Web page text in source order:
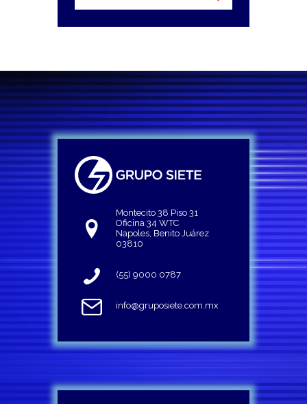
Montecito 38 Piso 31
Oficina 34 WTC
Napoles, Benito Juárez
03810
(55) 9000 0787
info@gruposiete.com.mx